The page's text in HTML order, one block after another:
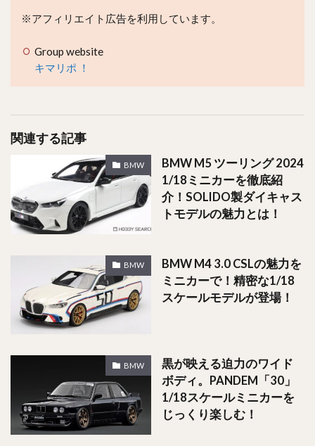
※アフィリエイト広告を利用しています。
Group website
キマリポ ！
関連する記事
BMW
BMW M5 ツーリング 2024
1/18ミニカーを徹底紹
介！SOLIDO製ダイキャス
トモデルの魅力とは！
BMW
BMW M4 3.0 CSLの魅力を
ミニカーで！精密な1/18
スケールモデルが登場！
BMW
黒が映える迫力のワイド
ボディ。PANDEM「30」
1/18スケールミニカーを
じっくり楽しむ！